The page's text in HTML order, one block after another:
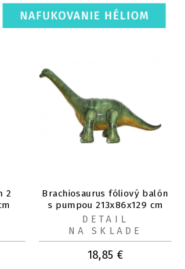
2
Brachiosaurus fóliový balón
s pumpou 213x86x129 cm
18,85 €
DETAIL
NA SKLADE